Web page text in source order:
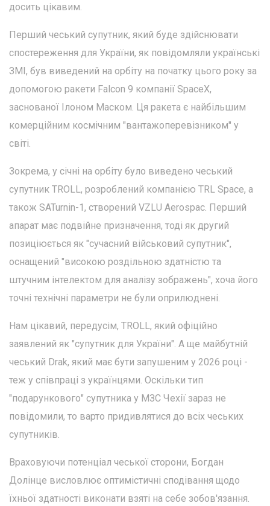
досить цікавим.
Перший чеський супутник, який буде здійснювати
спостереження для України, як повідомляли українські
ЗМІ, був виведений на орбіту на початку цього року за
допомогою ракети Falcon 9 компанії SpaceX,
заснованої Ілоном Маском. Ця ракета є найбільшим
комерційним космічним "вантажоперевізником" у
світі.
Зокрема, у січні на орбіту було виведено чеський
супутник TROLL, розроблений компанією TRL Space, а
також SATurnin-1, створений VZLU Aerospac. Перший
апарат має подвійне призначення, тоді як другий
позиціюється як "сучасний військовий супутник",
оснащений "високою роздільною здатністю та
штучним інтелектом для аналізу зображень", хоча його
точні технічні параметри не були оприлюднені.
Нам цікавий, передусім, TROLL, який офіційно
заявлений як "супутник для України". А ще майбутній
чеський Drak, який має бути запушеним у 2026 році -
теж у співпраці з українцями. Оскільки тип
"подарункового" супутника у МЗС Чехії зараз не
повідомили, то варто придивлятися до всіх чеських
супутників.
Враховуючи потенціал чеської сторони, Богдан
Долінце висловлює оптимістичні сподівання щодо
їхньої здатності виконати взяті на себе зобов'язання.